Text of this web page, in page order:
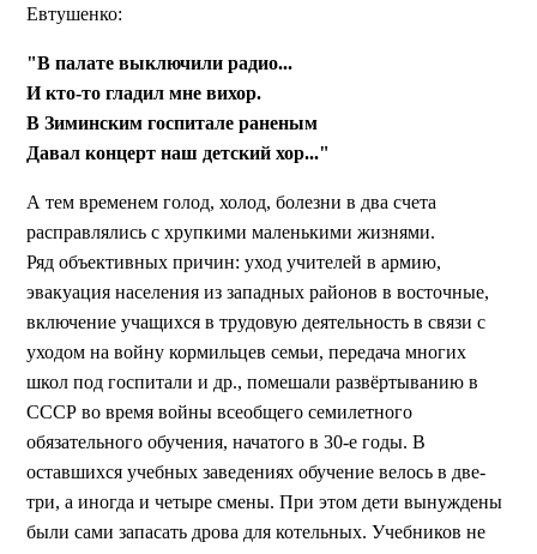
Евтушенко:
"В палате выключили радио...
И кто-то гладил мне вихор.
В Зиминским госпитале раненым
Давал концерт наш детский хор..."
А тем временем голод, холод, болезни в два счета
расправлялись с хрупкими маленькими жизнями.
Ряд объективных причин: уход учителей в армию,
эвакуация населения из западных районов в восточные,
включение учащихся в трудовую деятельность в связи с
уходом на войну кормильцев семьи, передача многих
школ под госпитали и др., помешали развёртыванию в
СССР во время войны всеобщего семилетного
обязательного обучения, начатого в 30-е годы. В
оставшихся учебных заведениях обучение велось в две-
три, а иногда и четыре смены. При этом дети вынуждены
были сами запасать дрова для котельных. Учебников не